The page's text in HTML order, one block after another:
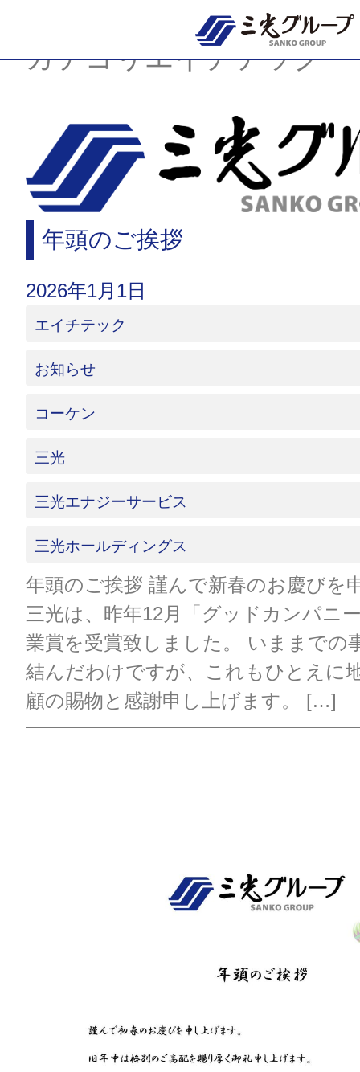
カテゴリエイチテック
年頭のご挨拶
2026年1月1日
エイチテック
お知らせ
コーケン
三光
三光エナジーサービス
三光ホールディングス
年頭のご挨拶 謹んで新春のお慶びを
三光は、昨年12月「グッドカンパニ
業賞を受賞致しました。 いままでの
結んだわけですが、これもひとえに
顧の賜物と感謝申し上げます。 […]